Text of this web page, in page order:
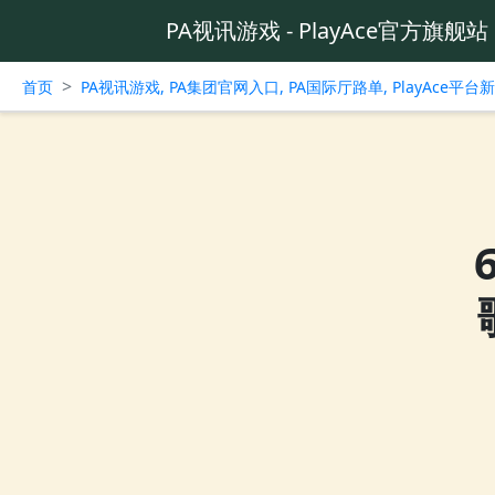
PA视讯游戏 - PlayAce官方旗舰站
首页 > PA视讯游戏, PA集团官网入口, PA国际厅路单, PlayAce平台